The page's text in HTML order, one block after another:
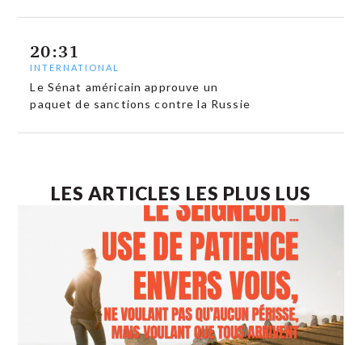
20:31
INTERNATIONAL
Le Sénat américain approuve un
paquet de sanctions contre la Russie
LES ARTICLES LES PLUS LUS